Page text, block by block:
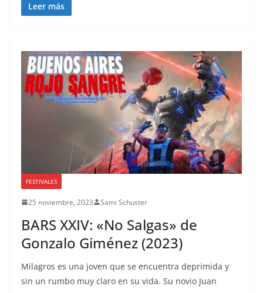
Leer más
FESTIVALES
25 noviembre, 2023 Sami Schuster
BARS XXIV: «No Salgas» de
Gonzalo Giménez (2023)
Milagros es una joven que se encuentra deprimida y
sin un rumbo muy claro en su vida. Su novio Juan